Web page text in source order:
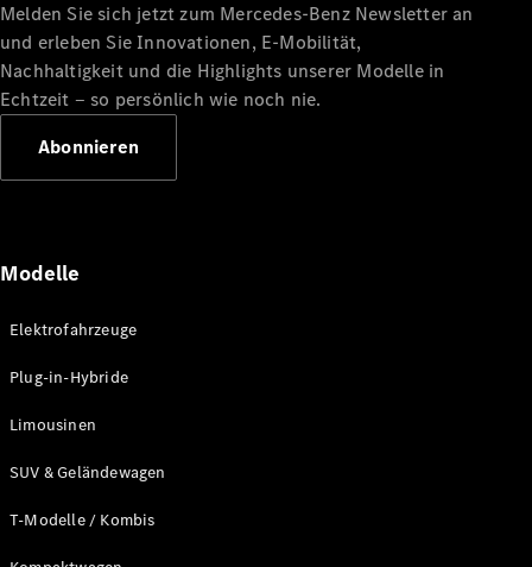
Konfigurator
Probefahrt
Mercedes-
Benz Store
Kompaktwagen
A-Klasse
Kompaktlimousine
Probefahrt
Benz Store
Melden Sie sich jetzt zum Mercedes-Benz Newsletter an
und erleben Sie Innovationen, E-Mobilität,
Nachhaltigkeit und die Highlights unserer Modelle in
Echtzeit ‒ so persönlich wie noch nie.
Abonnieren
Modelle
Elektrofahrzeuge
Plug-in-Hybride
Limousinen
SUV & Geländewagen
T-Modelle / Kombis